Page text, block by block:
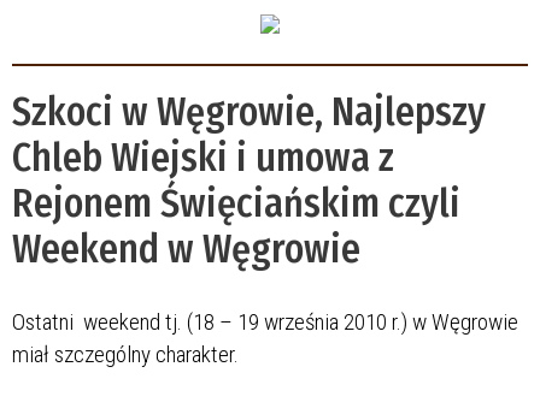
Szkoci w Węgrowie, Najlepszy
Chleb Wiejski i umowa z
Rejonem Święciańskim czyli
Weekend w Węgrowie
Ostatni weekend tj. (18 – 19 września 2010 r.) w Węgrowie
miał szczególny charakter.